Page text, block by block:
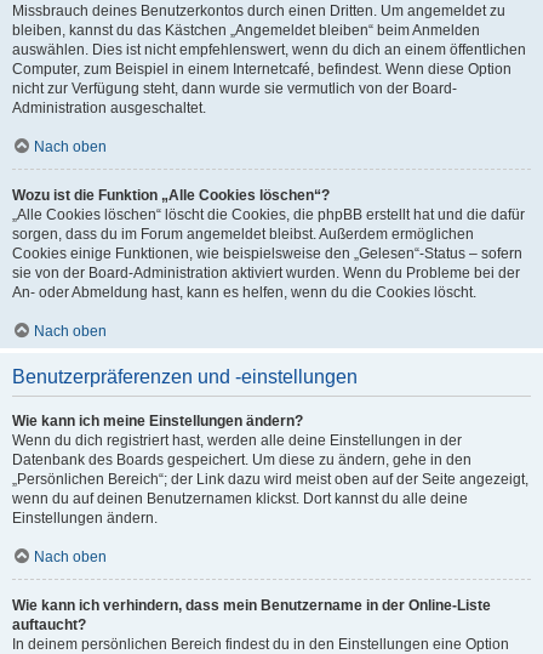
Missbrauch deines Benutzerkontos durch einen Dritten. Um angemeldet zu
bleiben, kannst du das Kästchen „Angemeldet bleiben“ beim Anmelden
auswählen. Dies ist nicht empfehlenswert, wenn du dich an einem öffentlichen
Computer, zum Beispiel in einem Internetcafé, befindest. Wenn diese Option
nicht zur Verfügung steht, dann wurde sie vermutlich von der Board-
Administration ausgeschaltet.
Nach oben
Wozu ist die Funktion „Alle Cookies löschen“?
„Alle Cookies löschen“ löscht die Cookies, die phpBB erstellt hat und die dafür
sorgen, dass du im Forum angemeldet bleibst. Außerdem ermöglichen
Cookies einige Funktionen, wie beispielsweise den „Gelesen“-Status – sofern
sie von der Board-Administration aktiviert wurden. Wenn du Probleme bei der
An- oder Abmeldung hast, kann es helfen, wenn du die Cookies löscht.
Nach oben
Benutzerpräferenzen und -einstellungen
Wie kann ich meine Einstellungen ändern?
Wenn du dich registriert hast, werden alle deine Einstellungen in der
Datenbank des Boards gespeichert. Um diese zu ändern, gehe in den
„Persönlichen Bereich“; der Link dazu wird meist oben auf der Seite angezeigt,
wenn du auf deinen Benutzernamen klickst. Dort kannst du alle deine
Einstellungen ändern.
Nach oben
Wie kann ich verhindern, dass mein Benutzername in der Online-Liste
auftaucht?
In deinem persönlichen Bereich findest du in den Einstellungen eine Option